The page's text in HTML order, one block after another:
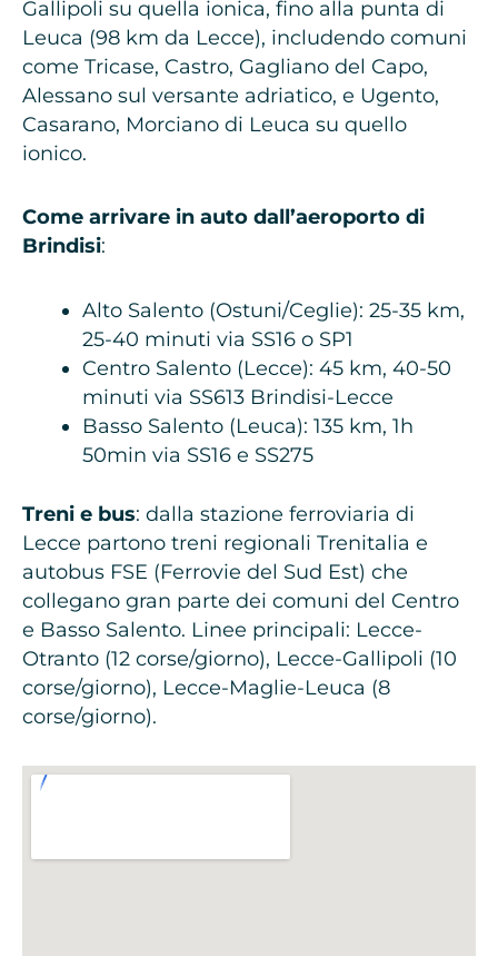
Gallipoli su quella ionica, fino alla punta di
Leuca (98 km da Lecce), includendo comuni
come Tricase, Castro, Gagliano del Capo,
Alessano sul versante adriatico, e Ugento,
Casarano, Morciano di Leuca su quello
ionico.
Come arrivare in auto dall’aeroporto di
Brindisi:
Alto Salento (Ostuni/Ceglie): 25-35 km,
25-40 minuti via SS16 o SP1
Centro Salento (Lecce): 45 km, 40-50
minuti via SS613 Brindisi-Lecce
Basso Salento (Leuca): 135 km, 1h
50min via SS16 e SS275
Treni e bus: dalla stazione ferroviaria di
Lecce partono treni regionali Trenitalia e
autobus FSE (Ferrovie del Sud Est) che
collegano gran parte dei comuni del Centro
e Basso Salento. Linee principali: Lecce-
Otranto (12 corse/giorno), Lecce-Gallipoli (10
corse/giorno), Lecce-Maglie-Leuca (8
corse/giorno).